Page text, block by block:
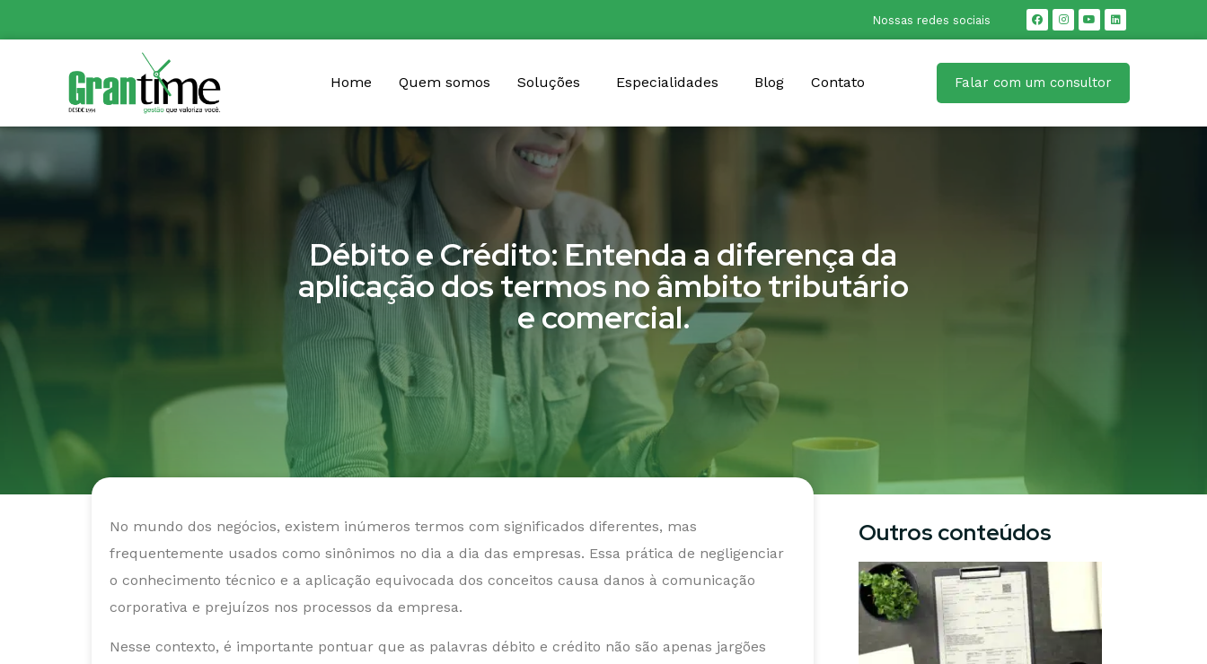
Nossas redes sociais
Home Quem somos Soluções Especialidades Blog Contato Falar com um consultor
Débito e Crédito: Entenda a diferença da
aplicação dos termos no âmbito tributário
e comercial.
No mundo dos negócios, existem inúmeros termos com significados diferentes, mas
frequentemente usados como sinônimos no dia a dia das empresas. Essa prática de negligenciar
o conhecimento técnico e a aplicação equivocada dos conceitos causa danos à comunicação
corporativa e prejuízos nos processos da empresa.
Nesse contexto, é importante pontuar que as palavras débito e crédito não são apenas jargões
Outros conteúdos